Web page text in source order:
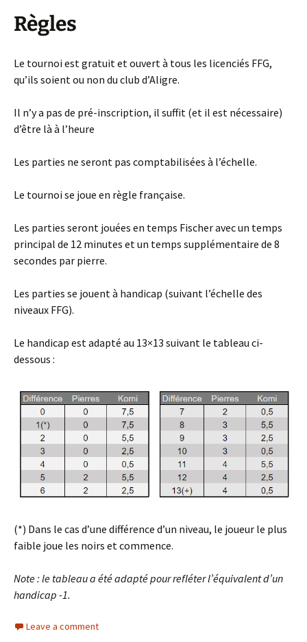
Règles
Le tournoi est gratuit et ouvert à tous les licenciés FFG,
qu’ils soient ou non du club d’Aligre.
Il n’y a pas de pré-inscription, il suffit (et il est nécessaire)
d’être là à l’heure
Les parties ne seront pas comptabilisées à l’échelle.
Le tournoi se joue en règle française.
Les parties seront jouées en temps Fischer avec un temps
principal de 12 minutes et un temps supplémentaire de 8
secondes par pierre.
Les parties se jouent à handicap (suivant l’échelle des
niveaux FFG).
Le handicap est adapté au 13×13 suivant le tableau ci-
dessous :
(*) Dans le cas d’une différence d’un niveau, le joueur le plus
faible joue les noirs et commence.
Note : le tableau a été adapté pour refléter l’équivalent d’un
handicap -1.
Leave a comment